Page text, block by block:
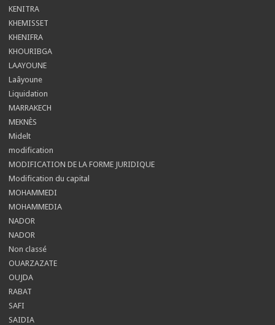
KENITRA
KHEMISSET
KHENIFRA
KHOURIBGA
LAAYOUNE
Laâyoune
Liquidation
MARRAKECH
MEKNÈS
Midelt
modification
MODIFICATION DE LA FORME JURIDIQUE
Modification du capital
MOHAMMEDI
MOHAMMEDIA
NADOR
NADOR
Non classé
OUARZAZATE
OUJDA
RABAT
SAFI
SAIDIA